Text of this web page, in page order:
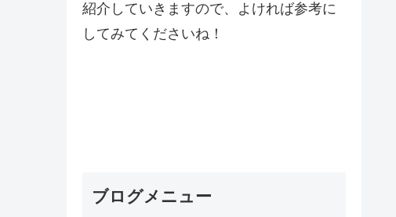
紹介していきますので、よければ参考に
してみてくださいね！
ブログメニュー